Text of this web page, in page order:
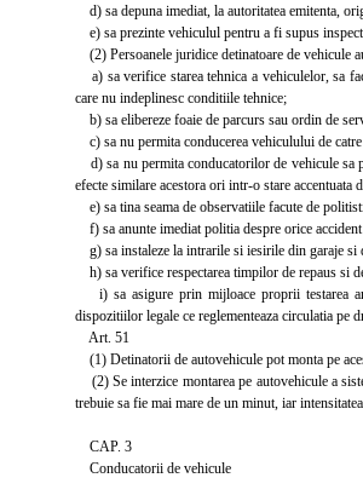
d) sa depuna imediat, la autoritatea emitenta,
e) sa prezinte vehiculul pentru a fi supus
(2) Persoanele juridice detinatoare de vehicule
a) sa verifice starea tehnica a vehiculelor, sa
care nu indeplinesc conditiile tehnice;
b) sa elibereze foaie de parcurs sau ordin de
c) sa nu permita conducerea vehiculului de
d) sa nu permita conducatorilor de vehicule sa
efecte similare acestora ori intr-o stare accentuata
e) sa tina seama de observatiile facute de
f) sa anunte imediat politia despre orice
g) sa instaleze la intrarile si iesirile din garaje si
h) sa verifice respectarea timpilor de repaus si
i) sa asigure prin mijloace proprii testarea
dispozitiilor legale ce reglementeaza circulatia pe
Art. 51
(1) Detinatorii de autovehicule pot monta pe
(2) Se interzice montarea pe autovehicule a
trebuie sa fie mai mare de un minut, iar
CAP. 3
Conducatorii de vehicule